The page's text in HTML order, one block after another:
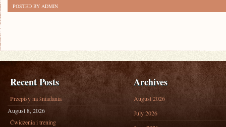
POSTED BY ADMIN
Recent Posts
Przepisy na śniadania
August 8, 2026
Ćwiczenia i trening
Archives
August 2026
July 2026